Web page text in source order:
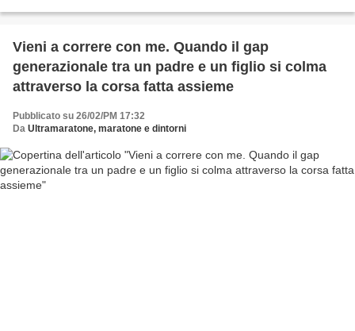
Vieni a correre con me. Quando il gap
generazionale tra un padre e un figlio si colma
attraverso la corsa fatta assieme
Pubblicato su 26/02/PM 17:32
Da Ultramaratone, maratone e dintorni